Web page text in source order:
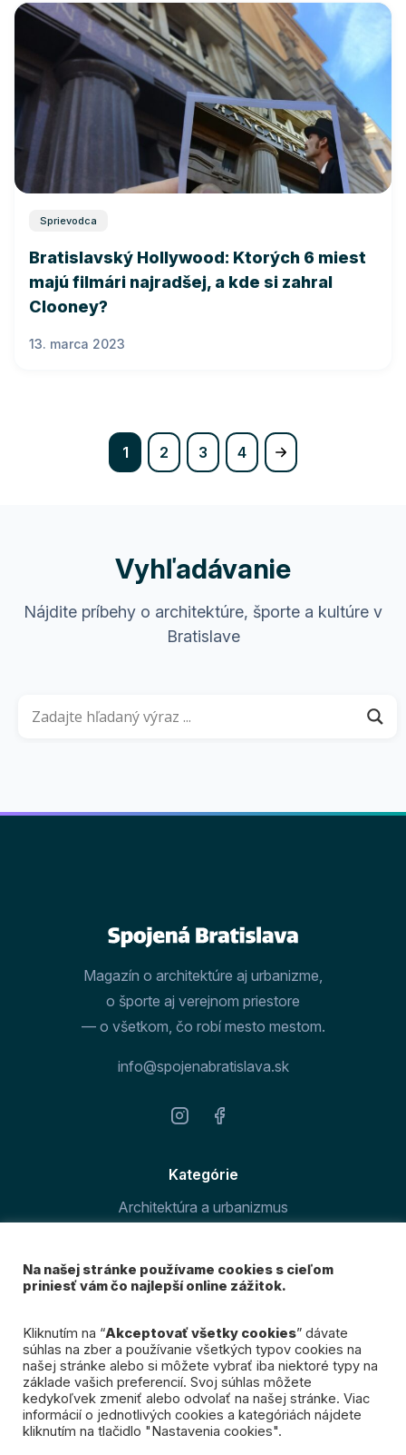
Sprievodca
Bratislavský Hollywood: Ktorých 6 miest
majú filmári najradšej, a kde si zahral
Clooney?
13. marca 2023
1(current)
2 3 4
Vyhľadávanie
Nájdite príbehy o architektúre, športe a kultúre v
Bratislave
Magazín o architektúre aj urbanizme,
o športe aj verejnom priestore
— o všetkom, čo robí mesto mestom.
info@spojenabratislava.sk
Kategórie
Architektúra a urbanizmus
O magazíne
Prihláste sa k odberu
nášho newslettra
Mám záujem
Na našej stránke používame cookies s cieľom
priniesť vám čo najlepší online zážitok.
Kliknutím na “Akceptovať všetky cookies” dávate
súhlas na zber a používanie všetkých typov cookies na
našej stránke alebo si môžete vybrať iba niektoré typy na
základe vašich preferencií. Svoj súhlas môžete
kedykoľvek zmeniť alebo odvolať na našej stránke. Viac
informácií o jednotlivých cookies a kategóriách nájdete
kliknutím na tlačidlo "Nastavenia cookies".